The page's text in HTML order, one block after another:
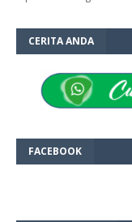
CERITA ANDA
FACEBOOK